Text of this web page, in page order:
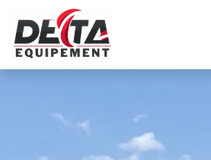
Skip to Content